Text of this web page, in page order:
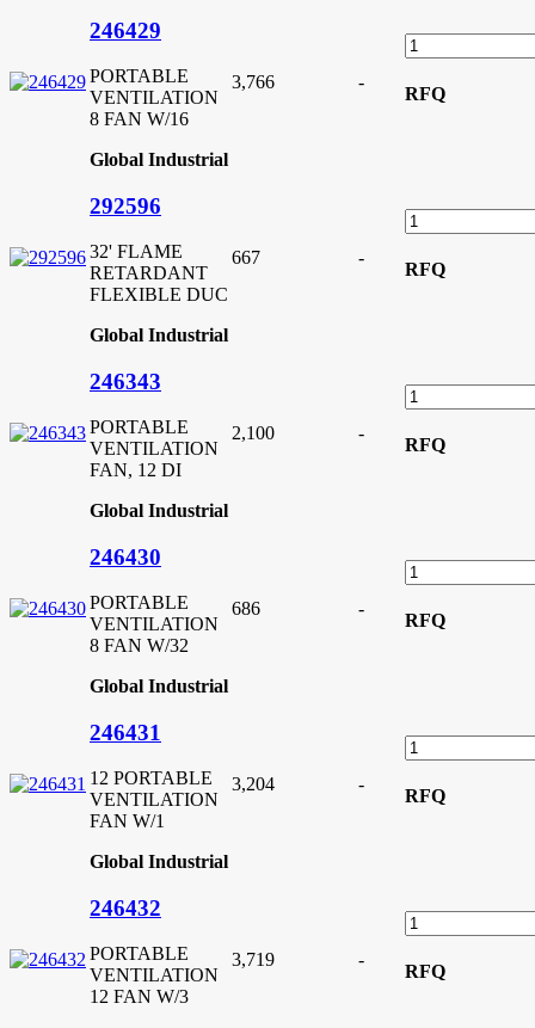
246429
PORTABLE
VENTILATION
8 FAN W/16
Global Industrial
3,766 -
RFQ
292596
32' FLAME
RETARDANT
FLEXIBLE DUC
Global Industrial
667 -
RFQ
246343
PORTABLE
VENTILATION
FAN, 12 DI
Global Industrial
2,100 -
RFQ
246430
PORTABLE
VENTILATION
8 FAN W/32
Global Industrial
686 -
RFQ
246431
12 PORTABLE
VENTILATION
FAN W/1
Global Industrial
3,204 -
RFQ
246432
PORTABLE
VENTILATION
12 FAN W/3
3,719 -
RFQ